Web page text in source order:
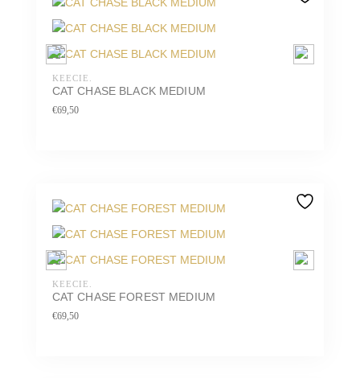
KEECIE.
CAT CHASE BLACK MEDIUM
€69,50
KEECIE.
CAT CHASE FOREST MEDIUM
€69,50